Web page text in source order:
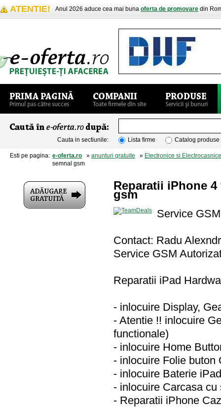
ATENTIE! Anul 2026 aduce cea mai buna oferta de promovare din
Cauta in sectiunile: Lista firme Catalog produse
Esti pe pagina: e-oferta.ro » anunturi gratuite » Electronice si Electrocasnice
semnal gsm
Reparatii iPhone
gsm
Service
Contact: Radu
Service GSM
Reparatii iPad
- inlocuire Display,
- Atentie !! inlocuire
functionale)
- inlocuire Home
- inlocuire Folie buton
- inlocuire Baterie
- inlocuire Carcasa
- Reparatii iPhone